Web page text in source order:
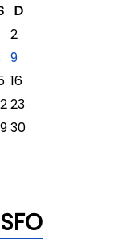
D
2
9
16
23
30